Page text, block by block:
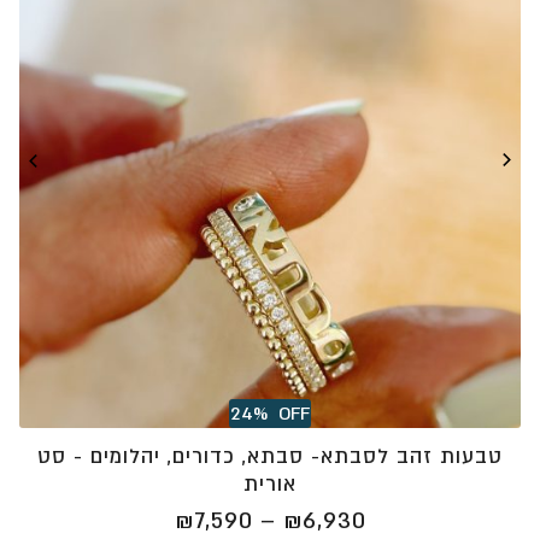
24% OFF
טבעות זהב לסבתא- סבתא, כדורים, יהלומים - סט
אורית
₪6,930
–
₪7,590